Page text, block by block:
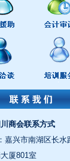
商会联系方式
嘉兴市南湖区长水
厦801室